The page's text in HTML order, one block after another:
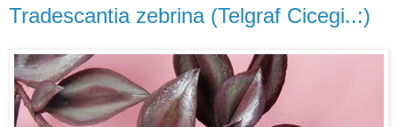
Tradescantia zebrina (Telgraf Cicegi..:)